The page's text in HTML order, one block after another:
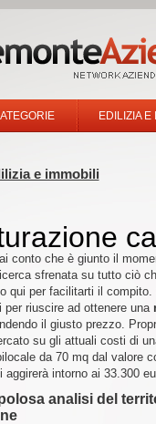
EDILIZIA E
e immobili
conto che è giunto il
sfrenata su tutto ciò
qui per facilitarti il
per riuscire ad ottenere una
il giusto prezzo.
su gli attuali costi di
da 70 mq dal valore
aggirerà intorno ai 33.300
analisi del